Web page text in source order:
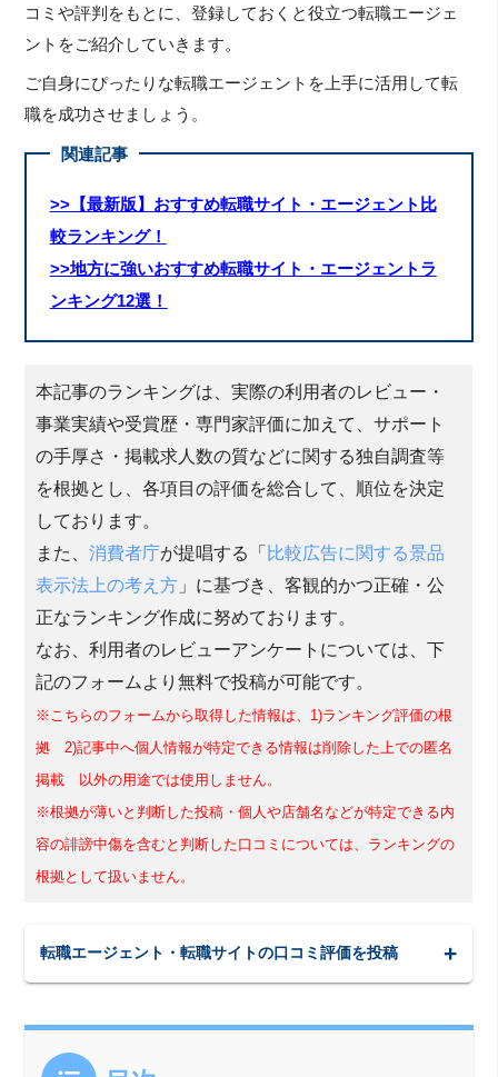
コミや評判をもとに、登録しておくと役立つ転職エージェ
ントをご紹介していきます。
ご自身にぴったりな転職エージェントを上手に活用して転
職を成功させましょう。
関連記事
>>【最新版】おすすめ転職サイト・エージェント比
較ランキング！
>>地方に強いおすすめ転職サイト・エージェントラ
ンキング12選！
本記事のランキングは、実際の利用者のレビュー・
事業実績や受賞歴・専門家評価に加えて、サポート
の手厚さ・掲載求人数の質などに関する独自調査等
を根拠とし、各項目の評価を総合して、順位を決定
しております。
また、消費者庁が提唱する「 比較広告に関する景品
表示法上の考え方 」に基づき、客観的かつ正確・公
正なランキング作成に努めております。
なお、利用者のレビューアンケートについては、下
記のフォームより無料で投稿が可能です。
※こちらのフォームから取得した情報は、1)ランキング評価の根
拠 2)記事中へ個人情報が特定できる情報は削除した上での匿名
掲載 以外の用途では使用しません。
※根拠が薄いと判断した投稿・個人や店舗名などが特定できる内
容の誹謗中傷を含むと判断した口コミについては、ランキングの
根拠として扱いません。
転職エージェント・転職サイトの口コミ評価を投稿